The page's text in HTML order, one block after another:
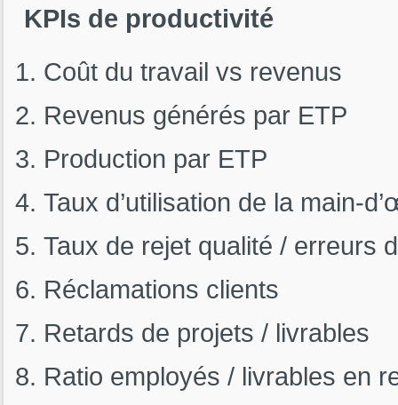
KPIs de productivité
Coût du travail vs revenus
Revenus générés par ETP
Production par ETP
Taux d’utilisation de la main-
Taux de rejet qualité / erreurs
Réclamations clients
Retards de projets / livrables
Ratio employés / livrables en